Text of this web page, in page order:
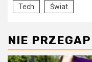
Tech Świat
NIE PRZEGAP